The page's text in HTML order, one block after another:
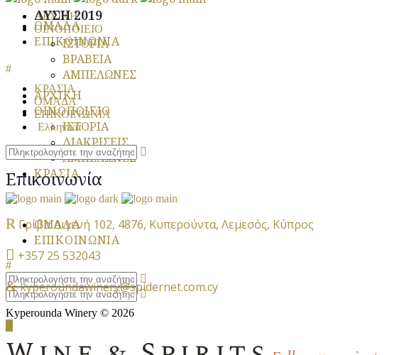
ΟΜΑΔΑ
ΕΠΙΚΟΙΝΩΝΙΑ
ΑΡΧΙΚΗ
ΟΙΝΟΠΟΙΕΙΟ
ΙΣΤΟΡΙΑ
ΔΙΑΚΡΙΣΕΙΣ
ΑΜΠΕΛΩΝΕΣ
ΚΡΑΣΙΑ
ΟΜΑΔΑ
ΕΠΙΚΟΙΝΩΝΙΑ
ΑΡΧΙΚΗ
ΟΙΝΟΠΟΙΕΙΟ
ΙΣΤΟΡΙΑ
ΒΡΑΒΕΙΑ
ΑΜΠΕΛΩΝΕΣ
ΚΡΑΣΙΑ
ΟΜΑΔΑ
ΕΠΙΚΟΙΝΩΝΙΑ
Ελληνικά
ΔΥΣΗ 2019
Επικοινωνία
Γρίβα Διγενή 102, 4876, Κυπερούντα, Λεμεσός, Κύπρος
+357 25 532043
kyperoundawinery@spidernet.com.cy
Kyperounda Winery © 2026